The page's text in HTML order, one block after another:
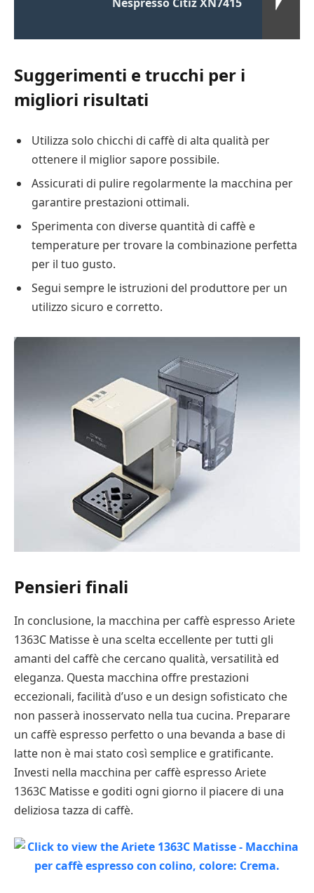
Suggerimenti e trucchi per i
migliori risultati
Utilizza solo chicchi di caffè di alta qualità per
ottenere il miglior sapore possibile.
Assicurati di pulire regolarmente la macchina per
garantire prestazioni ottimali.
Sperimenta con diverse quantità di caffè e
temperature per trovare la combinazione perfetta
per il tuo gusto.
Segui sempre le istruzioni del produttore per un
utilizzo sicuro e corretto.
Pensieri finali
In conclusione, la macchina per caffè espresso Ariete
1363C Matisse è una scelta eccellente per tutti gli
amanti del caffè che cercano qualità, versatilità ed
eleganza. Questa macchina offre prestazioni
eccezionali, facilità d’uso e un design sofisticato che
non passerà inosservato nella tua cucina. Preparare
un caffè espresso perfetto o una bevanda a base di
latte non è mai stato così semplice e gratificante.
Investi nella macchina per caffè espresso Ariete
1363C Matisse e goditi ogni giorno il piacere di una
deliziosa tazza di caffè.